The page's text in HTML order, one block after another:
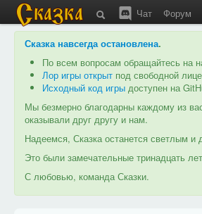
Чат Форум
Сказка навсегда остановлена.
По всем вопросам обращайтесь на
Лор игры открыт под свободной
Исходный код игры доступен на
Мы безмерно благодарны каждому из
оказывали друг другу и нам.
Надеемся, Сказка останется светлым
Это были замечательные тринадцать
С любовью, команда Сказки.